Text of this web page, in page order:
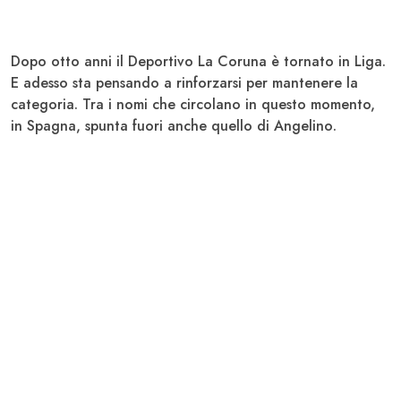
Dopo otto anni il Deportivo La Coruna è tornato in Liga.
E adesso sta pensando a rinforzarsi per mantenere la
categoria. Tra i nomi che circolano in questo momento,
in Spagna, spunta fuori anche quello di Angelino.